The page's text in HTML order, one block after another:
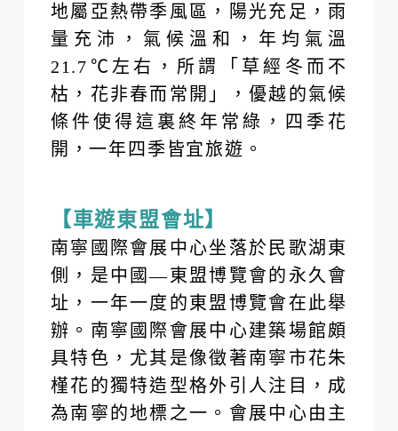
地屬亞熱帶季風區，陽光充足，雨
量充沛，氣候溫和，年均氣溫
21.7℃左右，所謂「草經冬而不
枯，花非春而常開」，優越的氣候
條件使得這裏終年常綠，四季花
開，一年四季皆宜旅遊。
【車遊東盟會址】
南寧國際會展中心坐落於民歌湖東
側，是中國—東盟博覽會的永久會
址，一年一度的東盟博覽會在此舉
辦。南寧國際會展中心建築場館頗
具特色，尤其是像徵著南寧市花朱
槿花的獨特造型格外引人注目，成
為南寧的地標之一。會展中心由主